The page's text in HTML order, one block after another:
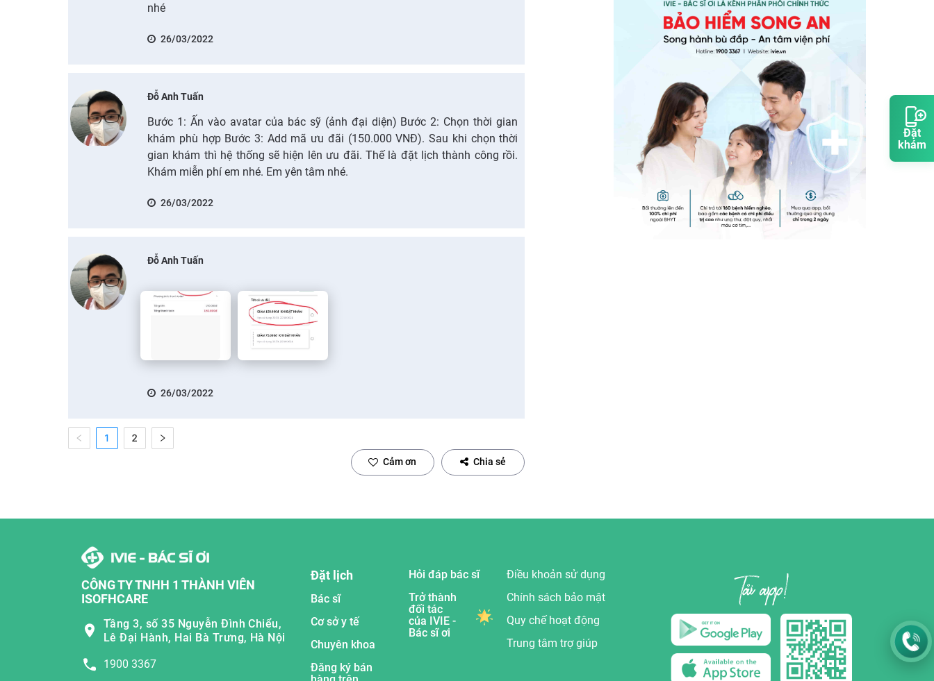
Đặt
khám
nhé
26/03/2022
Đỗ Anh Tuấn
Bước 1: Ấn vào avatar của bác sỹ (ảnh đại diện) Bước 2: Chọn thời gian
khám phù hợp Bước 3: Add mã ưu đãi (150.000 VNĐ). Sau khi chọn thời
gian khám thì hệ thống sẽ hiện lên ưu đãi. Thế là đặt lịch thành công rồi.
Khám miễn phí em nhé. Em yên tâm nhé.
26/03/2022
Đỗ Anh Tuấn
26/03/2022
1 2
Cảm ơn Chia sẻ
CÔNG TY TNHH 1 THÀNH VIÊN
ISOFHCARE
Tầng 3, số 35 Nguyễn Đình Chiểu,
Lê Đại Hành, Hai Bà Trưng, Hà Nội
1900 3367
Đặt lịch
Bác sĩ
Cơ sở y tế
Chuyên khoa
Đăng ký bán
Hỏi đáp bác sĩ
Trở thành
đối tác
của IVIE -
Bác sĩ ơi
Điều khoản sử dụng
Chính sách bảo mật
Quy chế hoạt động
Trung tâm trợ giúp